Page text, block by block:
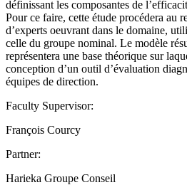
définissant les composantes de
Pour ce faire, cette étude procédera au
d’experts oeuvrant dans le domaine,
celle du groupe nominal. Le modèle
représentera une base théorique sur
conception d’un outil d’évaluation
équipes de direction.
Faculty Supervisor:
François Courcy
Partner:
Harieka Groupe Conseil